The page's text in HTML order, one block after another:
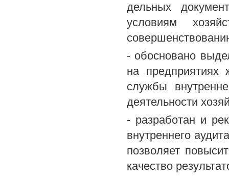
дельных
условиям
- обосновано
на предприятиях
службы
деятельности
- разработан и
внутреннего
позволяет
качество